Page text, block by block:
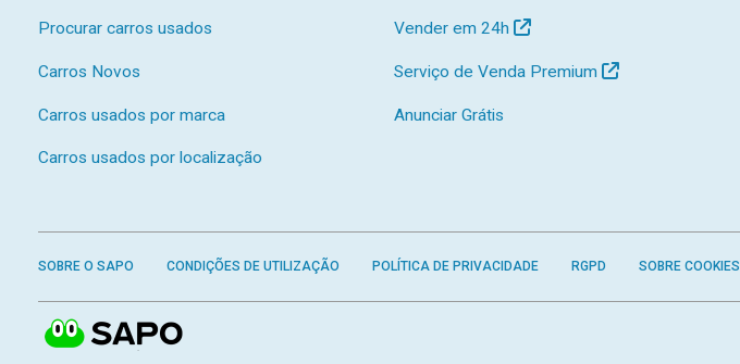
Procurar carros usados
Carros Novos
Carros usados por marca
Carros usados por localização
Vender em 24h
Serviço de Venda Premium
Anunciar Grátis
SOBRE O SAPO CONDIÇÕES DE UTILIZAÇÃO POLÍTICA DE PRIVACIDADE RGPD SOBRE COOKIES